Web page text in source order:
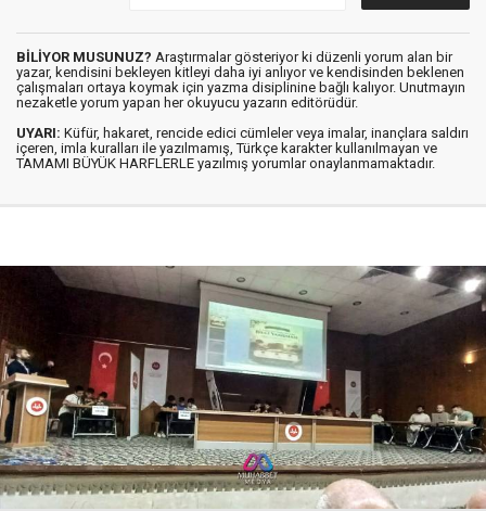
BİLİYOR MUSUNUZ? Araştırmalar gösteriyor ki düzenli yorum alan bir
yazar, kendisini bekleyen kitleyi daha iyi anlıyor ve kendisinden beklenen
çalışmaları ortaya koymak için yazma disiplinine bağlı kalıyor. Unutmayın
nezaketle yorum yapan her okuyucu yazarın editörüdür.
UYARI: Küfür, hakaret, rencide edici cümleler veya imalar, inançlara saldırı
içeren, imla kuralları ile yazılmamış, Türkçe karakter kullanılmayan ve
TAMAMI BÜYÜK HARFLERLE yazılmış yorumlar onaylanmamaktadır.